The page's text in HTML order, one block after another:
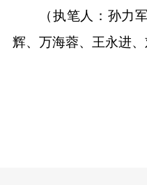
（执笔人：孙力
辉、万海蓉、王永进、